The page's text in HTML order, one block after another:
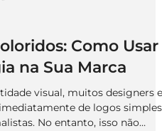
Como Usar
na Sua Marca
visual, muitos designers e